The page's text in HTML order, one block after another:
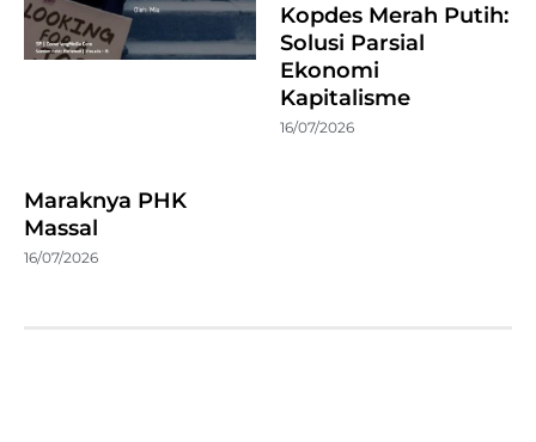
Maraknya PHK
Massal
16/07/2026
Kopdes Merah Putih:
Solusi Parsial
Ekonomi
Kapitalisme
16/07/2026